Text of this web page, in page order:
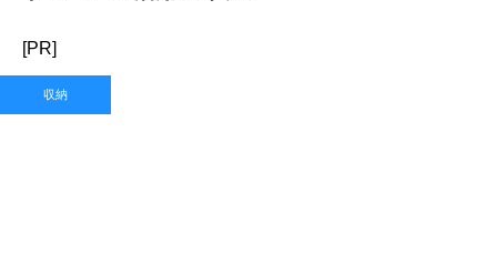
[PR]
収納